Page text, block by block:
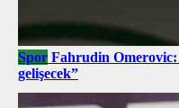
Spor Fahrudin
gelişecek”